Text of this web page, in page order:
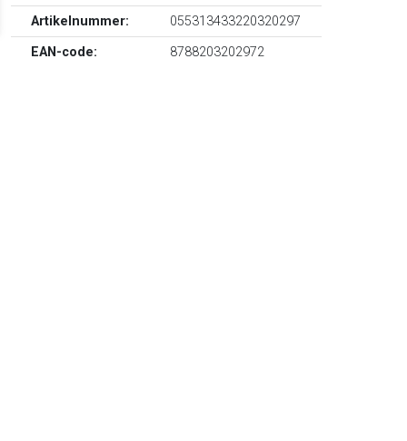
Artikelnummer:
055313433220320297
EAN-code:
8788203202972